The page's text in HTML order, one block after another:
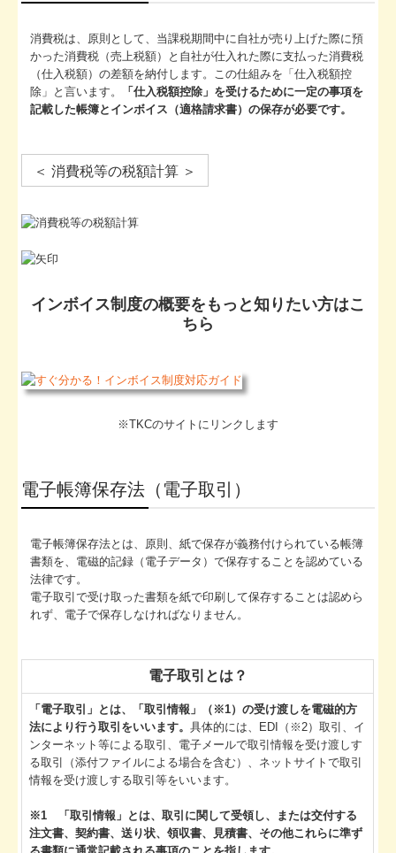
消費税は、原則として、当課税期間中に自社が売り上げた際に預
かった消費税（売上税額）と自社が仕入れた際に支払った消費税
（仕入税額）の差額を納付します。この仕組みを「仕入税額控
除」と言います。
「仕入税額控除」を受けるために一定の事項を
記載した帳簿とインボイス（適格請求書）の保存が必要です。
＜ 消費税等の税額計算 ＞
インボイス制度の概要をもっと知りたい方はこ
ちら
※TKCのサイトにリンクします
電子帳簿保存法（電子取引）
電子帳簿保存法とは、原則、紙で保存が義務付けられている帳簿
書類を、電磁的記録（電子データ）で保存することを認めている
法律です。
電子取引で受け取った書類を紙で印刷して保存することは認めら
れず、電子で保存しなければなりません。
電子取引とは？
「電子取引」とは、「取引情報」（※1）の受け渡しを電磁的方
法により行う取引をいいます。具体的には、EDI（※2）取引、イ
ンターネット等による取引、電子メールで取引情報を受け渡しす
る取引（添付ファイルによる場合を含む）、ネットサイトで取引
情報を受け渡しする取引等をいいます。
※1 「取引情報」とは、取引に関して受領し、または交付する
注文書、契約書、送り状、領収書、見積書、その他これらに準ず